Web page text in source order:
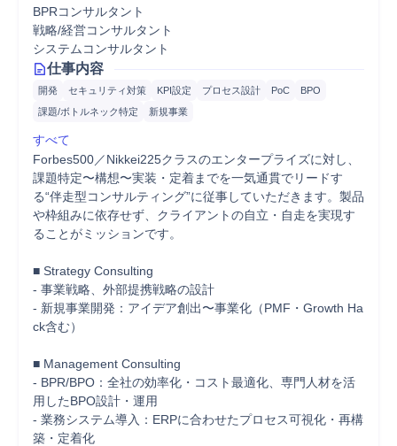
BPRコンサルタント
戦略/経営コンサルタント
システムコンサルタント
仕事内容
開発 セキュリティ対策 KPI設定 プロセス設計 PoC
BPO
課題/ボトルネック特定
新規事業
すべて
Forbes500／Nikkei225クラスのエンタープライズに対し、
課題特定〜構想〜実装・定着までを一気通貫でリードす
る“伴走型コンサルティング”に従事していただきます。製品
や枠組みに依存せず、クライアントの自立・自走を実現す
ることがミッションです。
■ Strategy Consulting
- 事業戦略、外部提携戦略の設計
- 新規事業開発：アイデア創出〜事業化（PMF・Growth Ha
ck含む）
■ Management Consulting
- BPR/BPO：全社の効率化・コスト最適化、専門人材を活
用したBPO設計・運用
- 業務システム導入：ERPに合わせたプロセス可視化・再構
築・定着化